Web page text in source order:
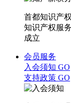
首都知识产
知识产权服
成立
会员服务
入会须知 GO
支持政策 GO